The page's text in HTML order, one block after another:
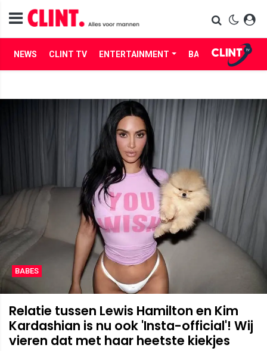
NEWS CLINT TV ENTERTAINMENT BABES LIFE
BABES
Relatie tussen Lewis Hamilton en Kim
Kardashian is nu ook 'Insta-official'! Wij
vieren dat met haar heetste kiekjes